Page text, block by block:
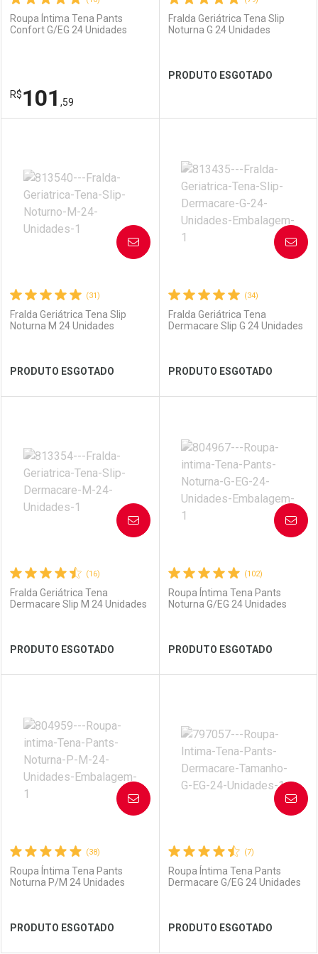
Comprar sem Desconto
Por R$ 125,99/cada
Por R$ 125,99/cada
Roupa Íntima Tena Pants
Confort G/EG 24 Unidades
R$101 ,59
Laboratório
Por Menos
Fralda Geriátrica Tena Slip
Noturna G 24 Unidades
PRODUTO ESGOTADO
Laboratório
Por Menos
(31)
Fralda Geriátrica Tena Slip
Noturna M 24 Unidades
PRODUTO ESGOTADO
AVISE-ME
Laboratório
Ver Desconto Convênio
Por Menos
(34)
Fralda Geriátrica Tena
Dermacare Slip G 24 Unidades
PRODUTO ESGOTADO
AVISE-ME
Laboratório
Ver Desconto Convênio
Por Menos
(16)
Fralda Geriátrica Tena
Dermacare Slip M 24 Unidades
PRODUTO ESGOTADO
AVISE-ME
Laboratório
Ver Desconto Convênio
Por Menos
(102)
Roupa Íntima Tena Pants
Noturna G/EG 24 Unidades
PRODUTO ESGOTADO
AVISE-ME
Laboratório
Ver Desconto Convênio
Por Menos
(38)
Roupa Íntima Tena Pants
Noturna P/M 24 Unidades
PRODUTO ESGOTADO
AVISE-ME
(7)
Roupa Íntima Tena Pants
Dermacare G/EG 24 Unidades
PRODUTO ESGOTADO
AVISE-ME